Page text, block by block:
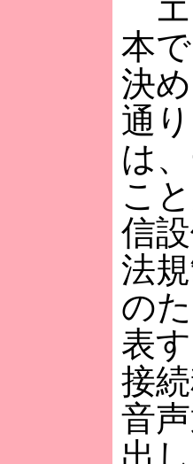
エ
本
決
通
は
こ
信
法
の
表
接
音
出